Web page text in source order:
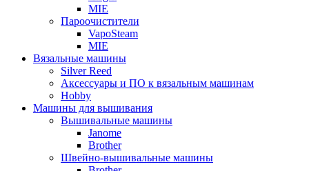
MIE
Пароочистители
VapoSteam
MIE
Вязальные машины
Silver Reed
Аксессуары и ПО к вязальным машинам
Hobby
Машины для вышивания
Вышивальные машины
Janome
Brother
Швейно-вышивальные машины